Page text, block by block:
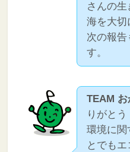
さんの生
海を大切
次の報告
す。
TEAM
りがとう
環境に関
とでも